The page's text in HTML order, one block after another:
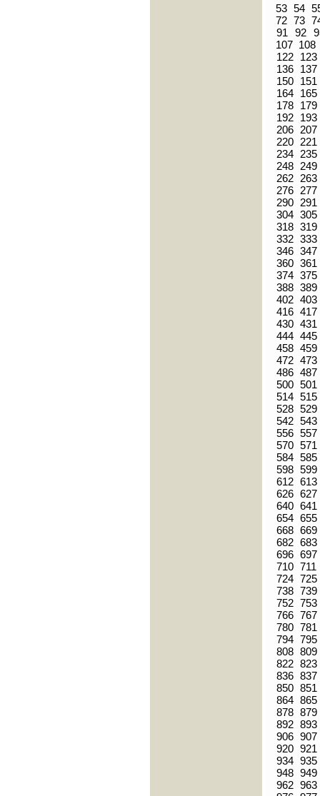
53 54
72 73
91
92
107 108
122
123
136
137
150
151
164
165
178
179
192
193
206 207
220
221
234
235
248
249
262
263
276
277
290
291
304 305
318 319
332 333
346 347
360 361
374 375
388 389
402 403
416 417
430 431
444 445
458 459
472 473
486 487
500 501
514 515
528 529
542 543
556 557
570 571
584 585
598 599
612 613
626 627
640 641
654 655
668 669
682 683
696 697
710 711
724 725
738 739
752 753
766 767
780 781
794 795
808 809
822 823
836 837
850 851
864 865
878 879
892 893
906 907
920 921
934 935
948 949
962 963